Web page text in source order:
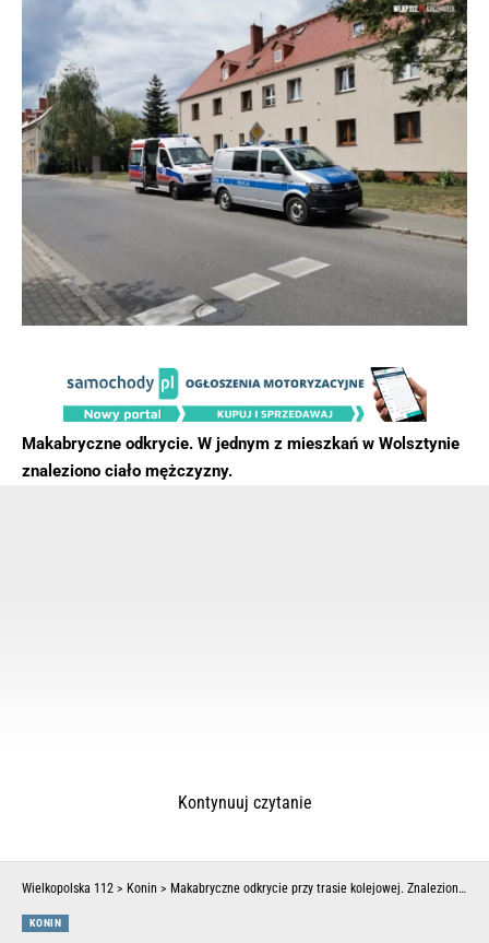
Makabryczne odkrycie. W jednym z mieszkań w Wolsztynie
znaleziono ciało mężczyzny.
Kontynuuj czytanie
Wielkopolska 112 > Konin > Makabryczne odkrycie przy trasie kolejowej. Znaleziono rozebrane zwłoki mężczyzny (ZDJĘCIA)
KONIN